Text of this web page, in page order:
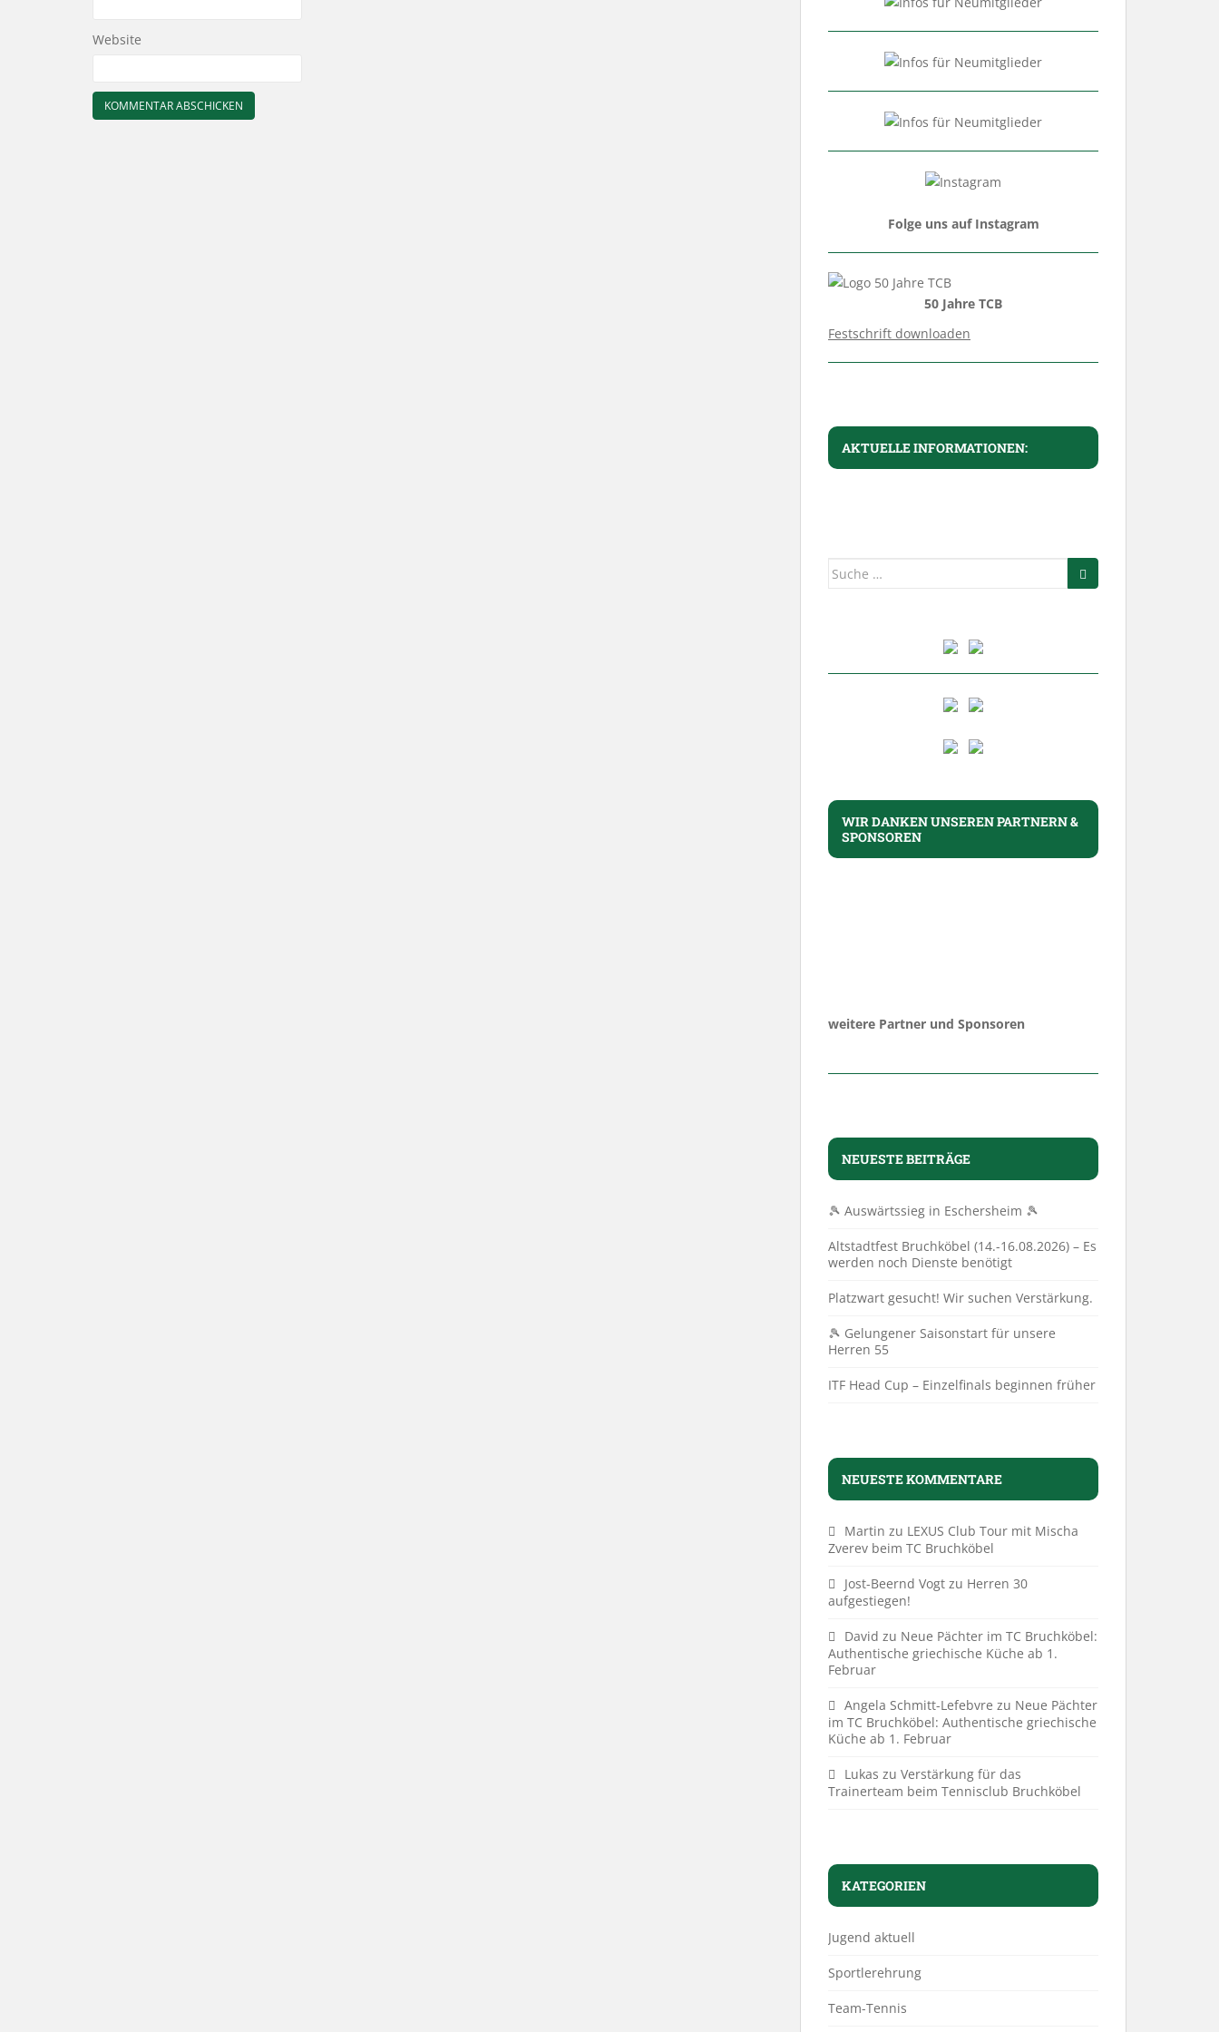
Website
Folge uns auf Instagram
50 Jahre TCB
Festschrift downloaden
AKTUELLE INFORMATIONEN:
Suche
WIR DANKEN UNSEREN PARTNERN &
SPONSOREN
weitere Partner und Sponsoren
NEUESTE BEITRÄGE
🎾 Auswärtssieg in Eschersheim 🎾
Altstadtfest Bruchköbel (14.-16.08.2026) – Es
werden noch Dienste benötigt
Platzwart gesucht! Wir suchen Verstärkung.
🎾 Gelungener Saisonstart für unsere
Herren 55
ITF Head Cup – Einzelfinals beginnen früher
NEUESTE KOMMENTARE
Martin zu LEXUS Club Tour mit Mischa
Zverev beim TC Bruchköbel
Jost-Beernd Vogt zu Herren 30
aufgestiegen!
David zu Neue Pächter im TC Bruchköbel:
Authentische griechische Küche ab 1.
Februar
Angela Schmitt-Lefebvre zu Neue Pächter
im TC Bruchköbel: Authentische griechische
Küche ab 1. Februar
Lukas zu Verstärkung für das
Trainerteam beim Tennisclub Bruchköbel
KATEGORIEN
Jugend aktuell
Sportlerehrung
Team-Tennis